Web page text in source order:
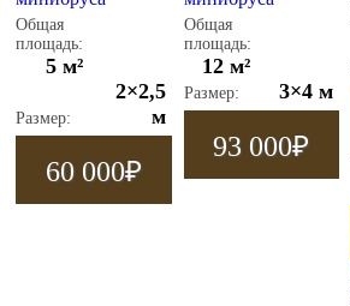
Общая
площадь:
5 м²
Размер:
2×2,5
м
60 000₽
Общая
площадь:
12 м²
Размер: 3×4 м
93 000₽